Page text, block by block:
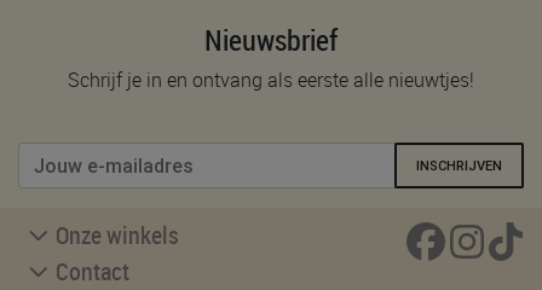
Nieuwsbrief
Schrijf je in en ontvang als eerste alle nieuwtjes!
INSCHRIJVEN
Onze winkels
Contact